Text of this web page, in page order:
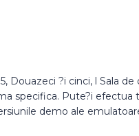
?i cinci, l Sala de
specifica. Pute?i efectua
demo ale